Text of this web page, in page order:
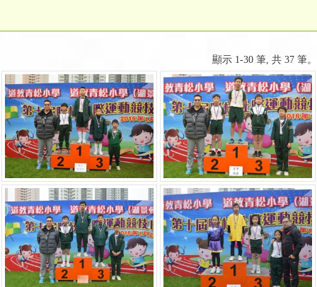
顯示 1-30 筆, 共 37 筆。